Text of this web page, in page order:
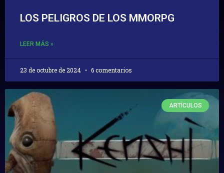
LOS PELIGROS DE LOS MMORPG
LEER MÁS »
23 de octubre de 2024 6 comentarios
ARTÍCULOS